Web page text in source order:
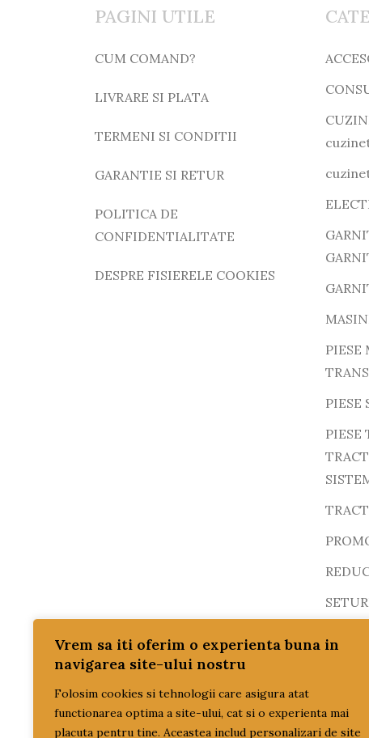
Vrem sa iti oferim o experienta buna in
navigarea site-ului nostru
Folosim cookies si tehnologii care asigura atat
functionarea optima a site-ului, cat si o experienta mai
placuta pentru tine. Aceastea includ personalizari de site
PAGINI UTILE
CUM COMAND?
LIVRARE SI PLATA
TERMENI SI CONDITII
GARANTIE SI RETUR
POLITICA DE
CONFIDENTIALITATE
DESPRE FISIERELE COOKIES
PIESE
PIESE
PIESE
ulei